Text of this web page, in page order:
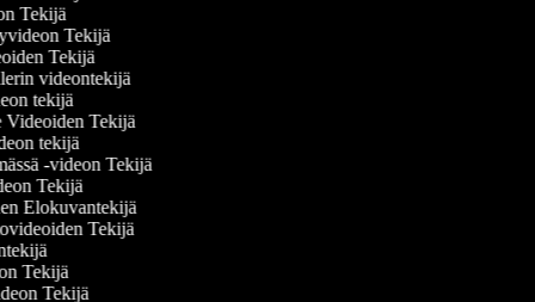
Tekijä
Tekijä
Tekijä
videontekijä
tekijä
Videoiden Tekijä
tekijä
-videon Tekijä
Tekijä
Elokuvantekijä
Tekijä
Tekijä
Tekijä